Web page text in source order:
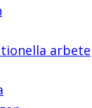
arbete